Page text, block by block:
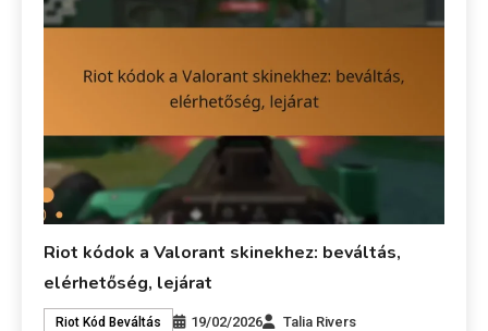
Riot kódok a Valorant skinekhez: beváltás,
elérhetőség, lejárat
Riot Kód Beváltás 19/02/2026 Talia Rivers